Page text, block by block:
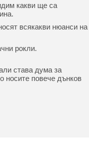
какви ще са
всякакви нюанси на
рокли.
става дума за
носите повече дънков